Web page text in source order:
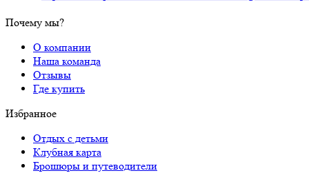
Почему мы?
О компании
Наша команда
Отзывы
Где купить
Избранное
Отдых с детьми
Клубная карта
Брошюры и путеводители